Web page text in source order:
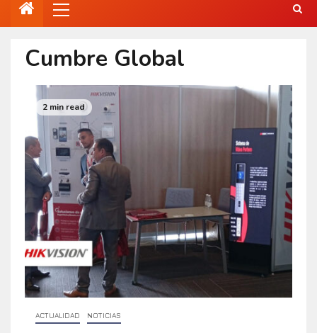
Cumbre Global
2 min read
ACTUALIDAD NOTICIAS